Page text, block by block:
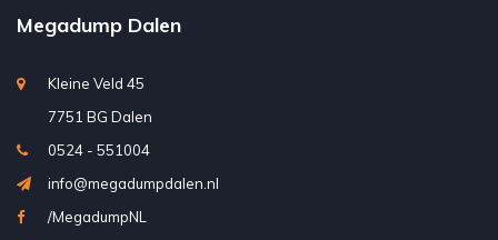
Megadump Dalen
Kleine Veld 45
7751 BG Dalen
0524 - 551004
info@megadumpdalen.nl
/MegadumpNL